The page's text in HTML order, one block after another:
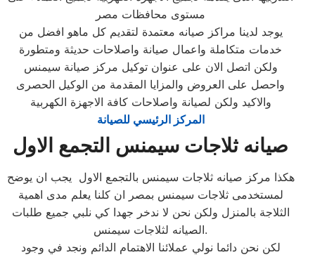
مستوى محافظات مصر
يوجد لدينا مراكز صيانه معتمدة لتقديم كل ماهو افضل من
خدمات متكاملة واعمال صيانة واصلاحات حديثة ومتطورة
ولكن اتصل الان على عنوان توكيل مركز صيانة سيمنس
واحصل على العروض والمزايا المقدمة من الوكيل الحصرى
والاكيد ولكن لصيانة واصلاحات كافة الاجهزة الكهربية
المركز الرئيسي للصيانة
صيانه ثلاجات سيمنس التجمع الاول
هكذا مركز صيانه ثلاجات سيمنس بالتجمع الاول يجب ان يوضح
لمستخدمى ثلاجات سيمنس بمصر ان كلنا يعلم مدى اهمية
الثلاجة بالمنزل ولكن نحن لا ندخر جهدا كي نلبي جميع طلبات
الصيانه لثلاجات سيمنس.
لكن نحن دائما نولي عملائنا الاهتمام الدائم ونجد في وجود